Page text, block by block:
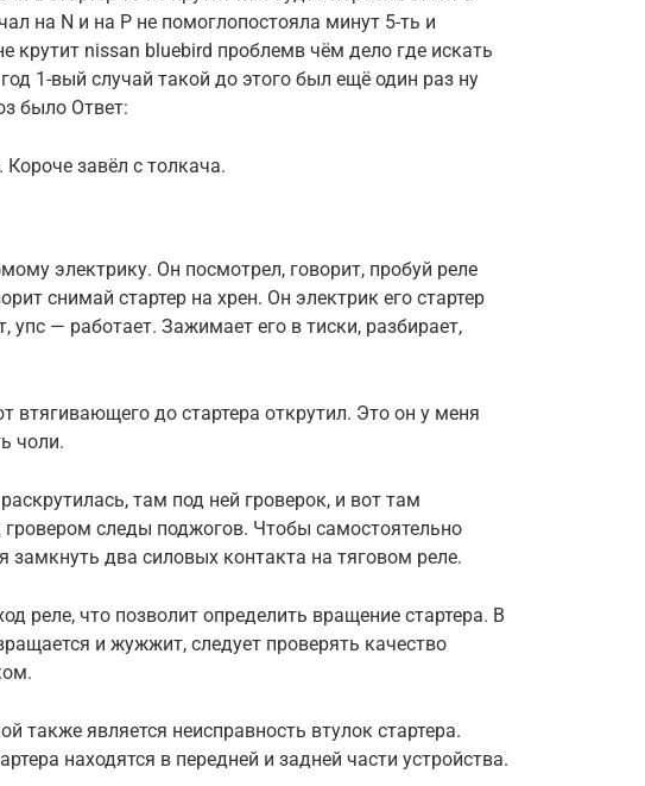
на N и на P не помоглопостояла минут 5-ть и
крутит nissan bluebird проблемв чём дело где искать
1-вый случай такой до этого был ещё один раз ну
было Ответ:
завёл с толкача.
электрику. Он посмотрел, говорит, пробуй реле
снимай стартер на хрен. Он электрик его стартер
упс — работает. Зажимает его в тиски, разбирает,
втягивающего до стартера открутил. Это он у меня
чоли.
там под ней гроверок, и вот там
следы поджогов. Чтобы самостоятельно
замкнуть два силовых контакта на тяговом реле.
реле, что позволит определить вращение стартера. В
и жужжит, следует проверять качество
также является неисправность втулок стартера.
находятся в передней и задней части устройства.